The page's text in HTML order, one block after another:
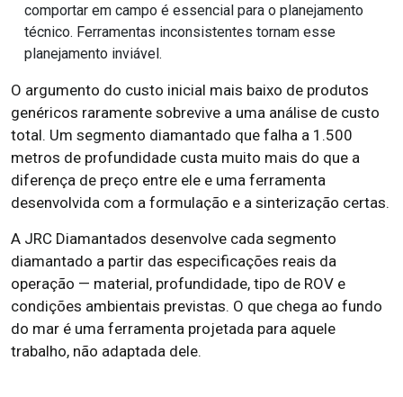
comportar em campo é essencial para o planejamento
técnico. Ferramentas inconsistentes tornam esse
planejamento inviável.
O argumento do custo inicial mais baixo de produtos
genéricos raramente sobrevive a uma análise de custo
total. Um segmento diamantado que falha a 1.500
metros de profundidade custa muito mais do que a
diferença de preço entre ele e uma ferramenta
desenvolvida com a formulação e a sinterização certas.
A JRC Diamantados desenvolve cada segmento
diamantado a partir das especificações reais da
operação — material, profundidade, tipo de ROV e
condições ambientais previstas. O que chega ao fundo
do mar é uma ferramenta projetada para aquele
trabalho, não adaptada dele.